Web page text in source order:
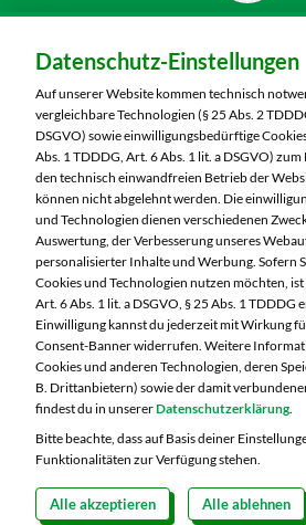
MARKTKAUF
Laufamholzstraße
90482
Telefon:0911
Markt
Öffnungszeiten
Mo:
08:00 –
Di:
08:00 –
Mi:
08:00 –
Do:
08:00 –
Fr:
08:00 –
Datenschutz-Einstellungen
Auf unserer Website kommen technisch
vergleichbare Technologien (§ 25 Abs. 2
DSGVO) sowie einwilligungsbedürftige
Abs. 1 TDDDG, Art. 6 Abs. 1 lit. a DSGVO)
den technisch einwandfreien Betrieb der
können nicht abgelehnt werden. Die
und Technologien dienen verschiedenen
Auswertung, der Verbesserung unseres
personalisierter Inhalte und Werbung. Sofern
Cookies und Technologien nutzen möchten,
Art. 6 Abs. 1 lit. a DSGVO, § 25 Abs. 1
Einwilligung kannst du jederzeit mit Wirkung
Consent-Banner widerrufen. Weitere
Cookies und anderen Technologien, deren
B. Drittanbietern) sowie der damit
findest du in unsererDatenschutzerklärung.
Bitte beachte, dass auf Basis deiner
Funktionalitäten zur Verfügung stehen.
Alle akzeptieren Alle ablehnen